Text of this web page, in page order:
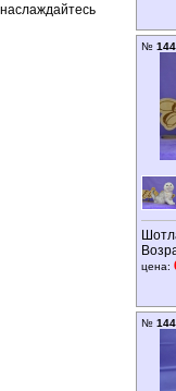
№
цена:
№